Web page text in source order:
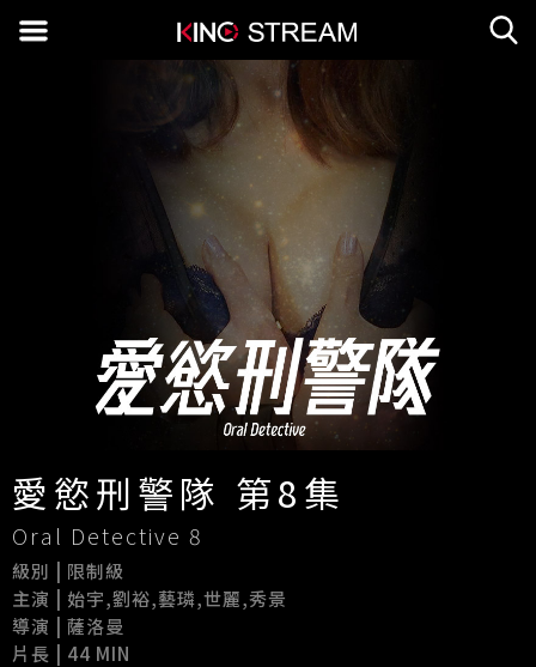
愛慾刑警隊 第8集
Oral Detective 8
級別 | 限制級
主演 | 始宇,劉裕,藝璘,世麗,秀景
導演 | 薩洛曼
片長 | 44 MIN